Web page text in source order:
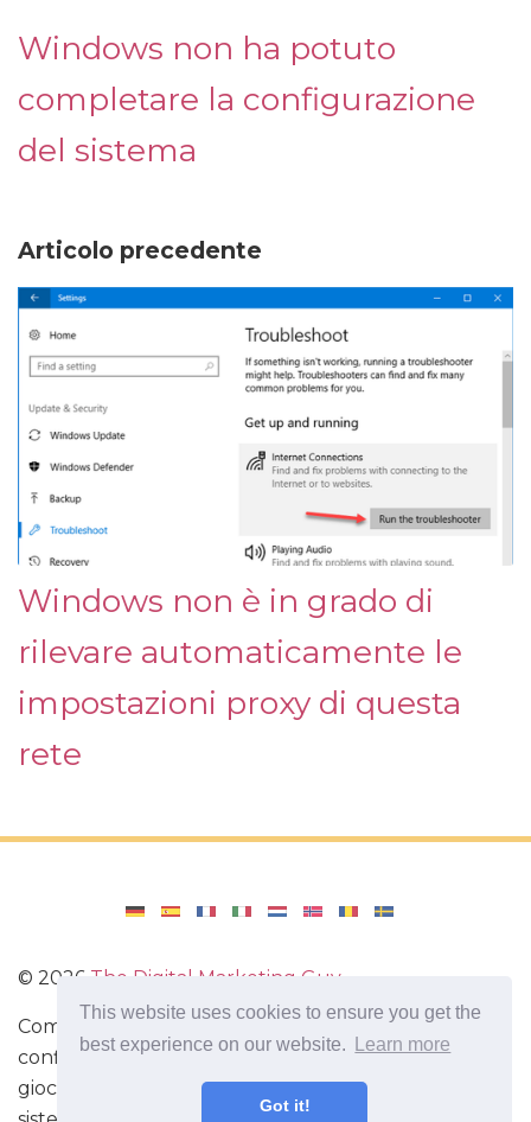
This website uses cookies to ensure you get the
best experience on our website.
Learn more
Got it!
Windows non ha potuto
completare la configurazione
del sistema
Articolo precedente
Windows non è in grado di
rilevare automaticamente le
impostazioni proxy di questa
rete
© 2026 The Digital Marketing Guy
Come reinstallare Windows sul tuo computer, come
configurare Windows. Recensioni di applicazioni e
giochi per Android, recensioni di gadget con il